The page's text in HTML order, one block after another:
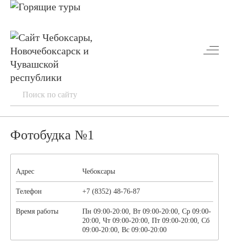
Фотобудка №1
Адрес Чебоксары
Телефон +7 (8352) 48-76-87
Время работы
Пн 09:00-20:00, Вт 09:00-20:00, Ср 09:00-
20:00, Чт 09:00-20:00, Пт 09:00-20:00, Сб
09:00-20:00, Вс 09:00-20:00